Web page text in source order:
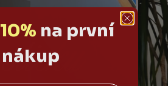
10% na první
nákup